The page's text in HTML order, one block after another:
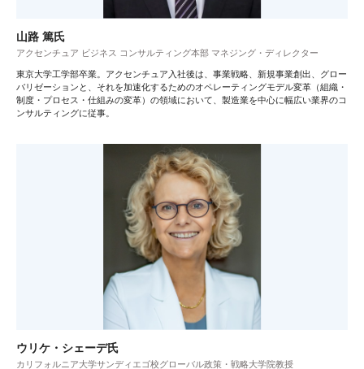
山路 篤氏
アクセンチュア ビジネス コンサルティング本部 マネジング・ディレクター
東京大学工学部卒業。アクセンチュア入社後は、事業戦略、新規事業創出、グロー
バリゼーションと、それを加速化するためのオペレーティングモデル変革（組織・
制度・プロセス・仕組みの変革）の領域において、製造業を中心に幅広い業界のコ
ンサルティングに従事。
ウリケ・シェーデ氏
カリフォルニア大学サンディエゴ校グローバル政策・戦略大学院教授